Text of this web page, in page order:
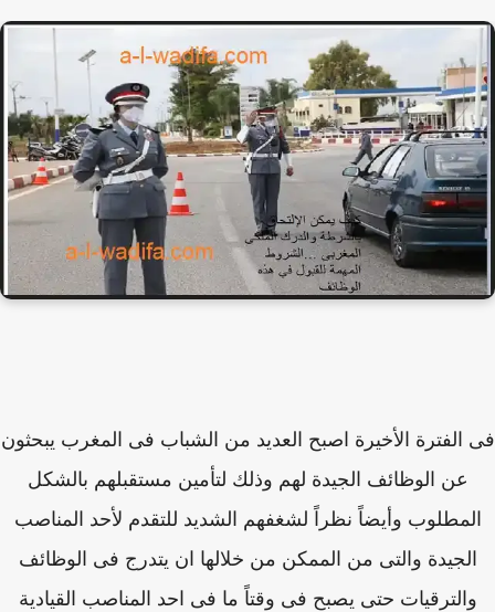
الفترة الأخيرة اصبح العديد من الشباب فى المغرب يبحثون
عن الوظائف الجيدة لهم وذلك لتأمين مستقبلهم بالشكل
وأيضاً نظراً لشغفهم الشديد للتقدم لأحد المناصب
والتى من الممكن من خلالها ان يتدرج فى الوظائف
حتى يصبح فى وقتاً ما فى احد المناصب القيادية